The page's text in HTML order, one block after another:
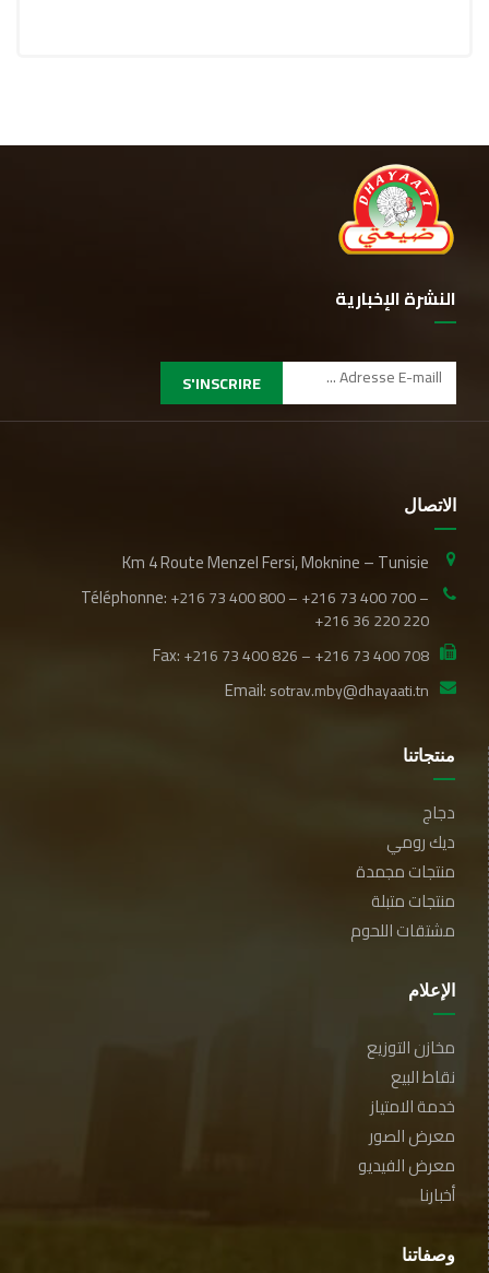
النشرة الإخبارية
S'INSCRIRE
الاتصال
Km 4 Route Menzel Fersi, Moknine – Tunisie
Téléphonne:+216 73 400 800 – +216 73 400 700 –
+216 36 220 220
Fax:+216 73 400 826 – +216 73 400 708
Email:sotrav.mby@dhayaati.tn
منتجاتنا
دجاج
ديك رومي
منتجات مجمدة
منتجات متبلة
مشتقات اللحوم
الإعلام
مخازن التوزيع
نقاط البيع
خدمة الامتياز
معرض الصور
معرض الفيديو
أخبارنا
وصفاتنا